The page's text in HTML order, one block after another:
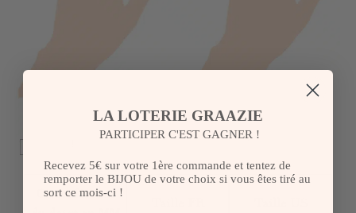
Circonférence
LA LOTERIE GRAAZIE
PARTICIPER C'EST GAGNER !
Recevez 5€ sur votre 1ère commande et tentez de
remporter le BIJOU de votre choix si vous êtes tiré au
sort ce mois-ci !